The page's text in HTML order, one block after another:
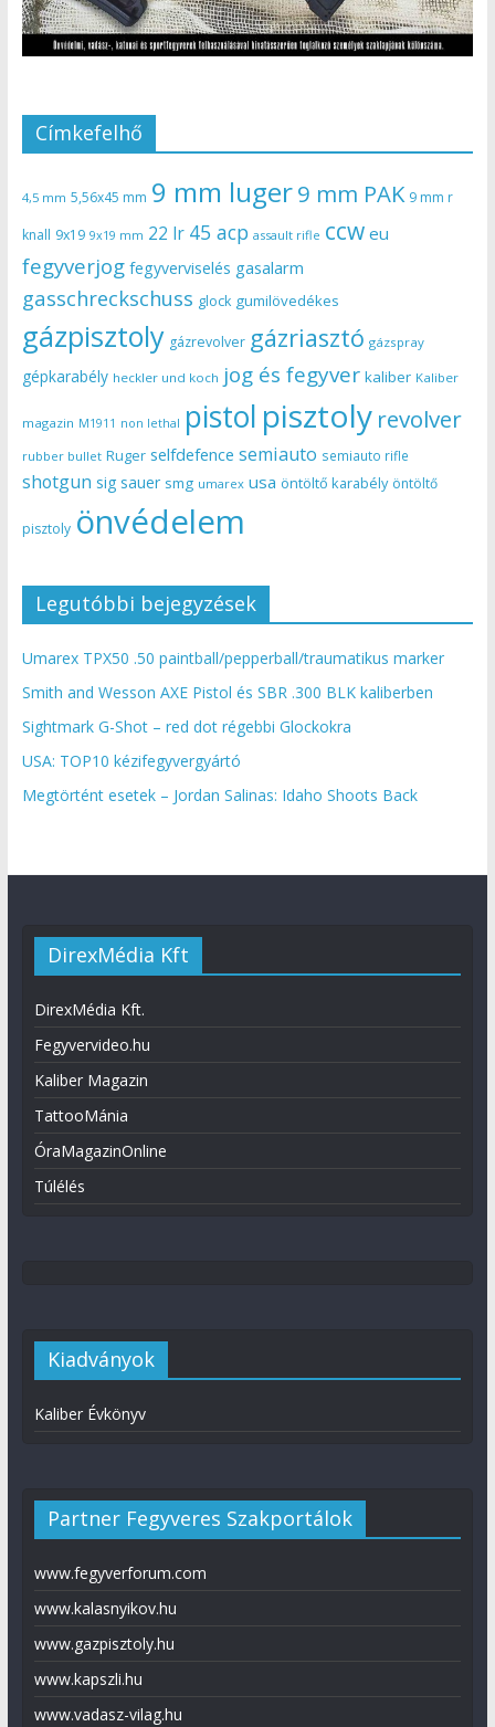
Címkefelhő
4,5 mm 5,56x45 mm 9 mm luger9 mm PAK 9 mm r
knall 9x19 9x19 mm 22 lr 45 acp assault rifle ccw eu
fegyverjog fegyverviselés gasalarm
gasschreckschuss glock gumilövedékes
gázpisztoly gázrevolver gázriasztó gázspray
gépkarabély heckler und koch jog és fegyver kaliber Kaliber
magazin M1911 non lethal pistol pisztoly revolver
rubber bullet Ruger selfdefence semiauto semiauto rifle
shotgun sig sauer smg umarex usa öntöltő karabély öntöltő
pisztoly önvédelem
Legutóbbi bejegyzések
Umarex TPX50 .50 paintball/pepperball/traumatikus marker
Smith and Wesson AXE Pistol és SBR .300 BLK kaliberben
Sightmark G-Shot – red dot régebbi Glockokra
USA: TOP10 kézifegyvergyártó
Megtörtént esetek – Jordan Salinas: Idaho Shoots Back
DirexMédia Kft
DirexMédia Kft.
Fegyvervideo.hu
Kaliber Magazin
TattooMánia
ÓraMagazinOnline
Túlélés
Kiadványok
Kaliber Évkönyv
Partner Fegyveres Szakportálok
www.fegyverforum.com
www.kalasnyikov.hu
www.gazpisztoly.hu
www.kapszli.hu
www.vadasz-vilag.hu